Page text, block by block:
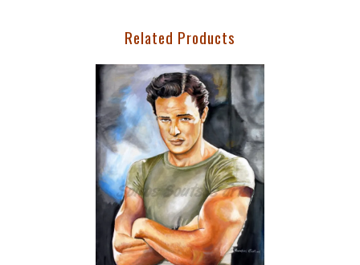
Related Products